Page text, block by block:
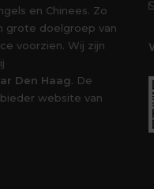
en Chinees. Zo
grote doelgroep van
voorzien. Wij zijn
Den Haag. De
website van